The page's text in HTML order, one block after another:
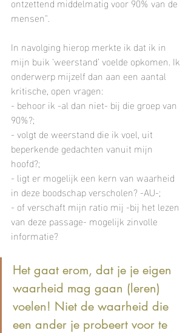
mensen".
In navolging hierop merkte ik dat ik in
mijn buik ‘weerstand’ voelde opkomen. Ik
onderwerp mijzelf dan aan een aantal
kritische, open vragen:
- behoor ik -al dan niet- bij die groep van
90%?;
- volgt de weerstand die ik voel, uit
beperkende gedachten vanuit mijn
hoofd?;
- ligt er mogelijk een kern van waarheid
in deze boodschap verscholen? -AU-;
- of verschaft mijn ratio mij -bij het lezen
van deze passage- mogelijk zinvolle
informatie?
Het gaat erom, dat je je eigen
waarheid mag gaan (leren)
voelen! Niet de waarheid die
een ander je probeert voor te